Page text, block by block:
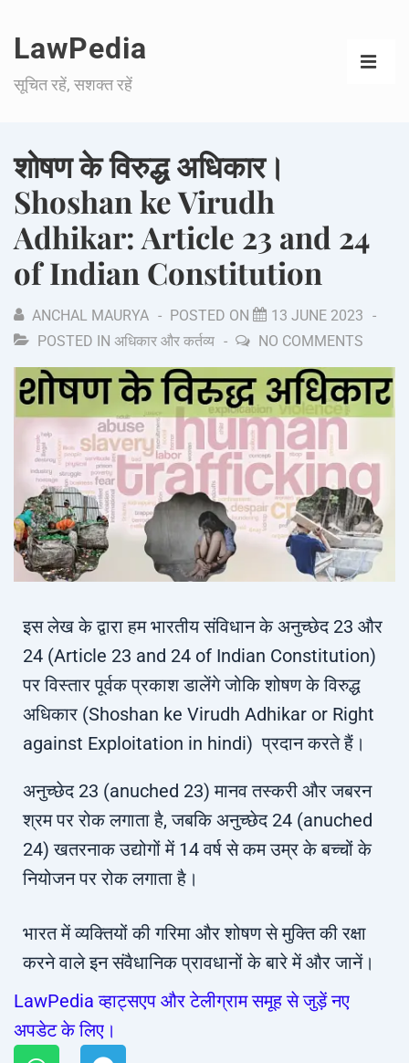
LawPedia
सूचित रहें, सशक्त रहें
शोषण के विरुद्ध अधिकार।
Shoshan ke Virudh
Adhikar: Article 23 and 24
of Indian Constitution
ANCHAL MAURYA POSTED ON
13 JUNE 2023
POSTED IN अधिकार और कर्तव्य NO COMMENTS
इस लेख के द्वारा हम भारतीय संविधान के अनुच्छेद 23 और
24 (Article 23 and 24 of Indian Constitution)
पर विस्तार पूर्वक प्रकाश डालेंगे जोकि शोषण के विरुद्ध
अधिकार (Shoshan ke Virudh Adhikar or Right
against Exploitation in hindi) प्रदान करते हैं।
अनुच्छेद 23 (anuched 23) मानव तस्करी और जबरन
श्रम पर रोक लगाता है, जबकि अनुच्छेद 24 (anuched
24) खतरनाक उद्योगों में 14 वर्ष से कम उम्र के बच्चों के
नियोजन पर रोक लगाता है।
भारत में व्यक्तियों की गरिमा और शोषण से मुक्ति की रक्षा
करने वाले इन संवैधानिक प्रावधानों के बारे में और जानें।
LawPedia व्हाट्सएप और टेलीग्राम समूह से जुड़ें नए
अपडेट के लिए।